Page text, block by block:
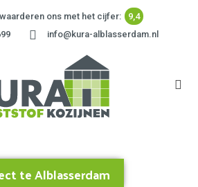
ons met het cijfer:
9,4
info@kura-alblasserdam.nl
te Alblasserdam